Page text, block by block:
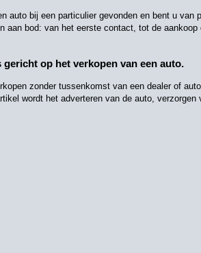
auto bij een particulier gevonden en bent u
aan bod: van het eerste contact, tot de
gericht op het verkopen van een auto.
zonder tussenkomst van een dealer of
wordt het adverteren van de auto,